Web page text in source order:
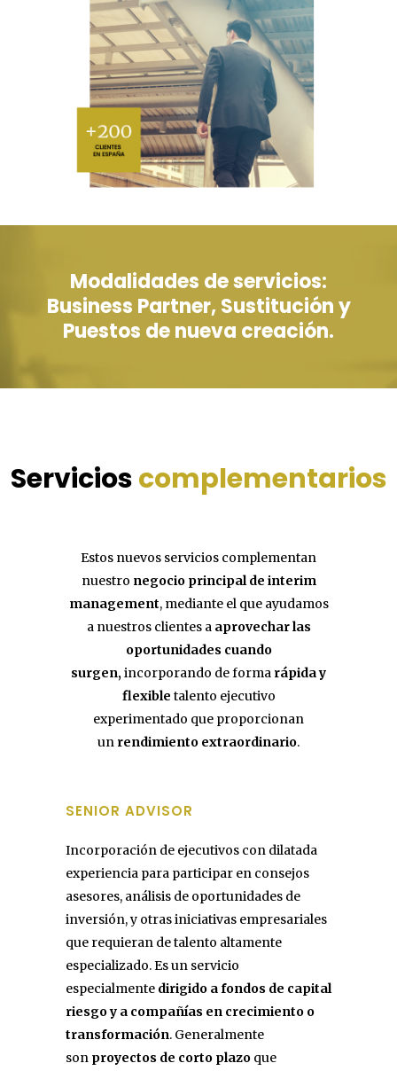
Modalidades de servicios:
Business Partner, Sustitución y
Puestos de nueva creación.
Servicioscomplementarios
Estos nuevos servicios complementan
nuestro negocio principal de interim
management, mediante el que ayudamos
a nuestros clientes a aprovechar las
oportunidades cuando
surgen,incorporando de forma rápida y
flexible talento ejecutivo
experimentado que proporcionan
un rendimiento extraordinario.
SENIOR ADVISOR
Incorporación de ejecutivos con dilatada
experiencia para participar en consejos
asesores, análisis de oportunidades de
inversión, y otras iniciativas empresariales
que requieran de talento altamente
especializado. Es un servicio
especialmente dirigido a fondos de capital
riesgo y a compañías en crecimiento o
transformación. Generalmente
son proyectos de corto plazo que